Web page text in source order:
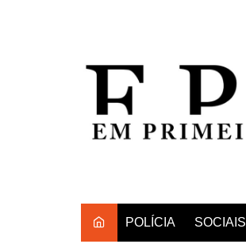
POLÍCIA SOCIAIS